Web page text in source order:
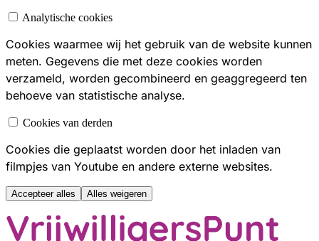
Analytische cookies
Cookies waarmee wij het gebruik van de website kunnen
meten. Gegevens die met deze cookies worden
verzameld, worden gecombineerd en geaggregeerd ten
behoeve van statistische analyse.
Cookies van derden
Cookies die geplaatst worden door het inladen van
filmpjes van Youtube en andere externe websites.
Accepteer alles Alles weigeren